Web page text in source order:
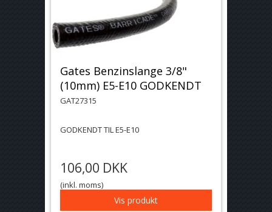
Gates Benzinslange 3/8"
(10mm) E5-E10 GODKENDT
GAT27315
GODKENDT TIL E5-E10
106,00 DKK
(inkl. moms)
Vis produkt